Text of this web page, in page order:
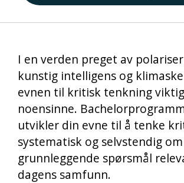
I en verden preget av
kunstig intelligens og
evnen til kritisk tenkning
noensinne.
utvikler din evne til å tenke
systematisk og selvstendig om
grunnleggende spørsmål
dagens samfunn.